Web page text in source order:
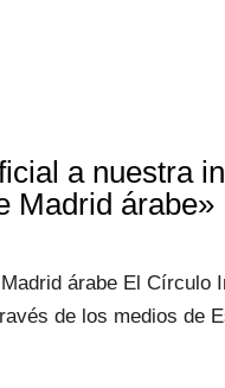
a nuestra
Madrid árabe»
árabe El Círculo
de los medios de